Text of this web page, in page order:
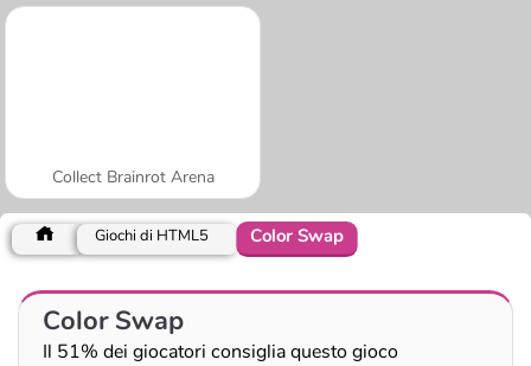
Collect Brainrot Arena
Giochi di HTML5 Color Swap
Color Swap
Il 51% dei giocatori consiglia questo gioco